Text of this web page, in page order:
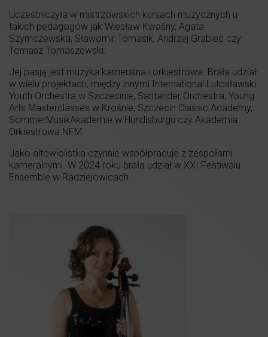
Uczestniczyła w mistrzowskich kursach muzycznych u
takich pedagogów jak Wiesław Kwaśny, Agata
Szymczewska, Sławomir Tomasik, Andrzej Grabiec czy
Tomasz Tomaszewski.
Jej pasją jest muzyka kameralna i orkiestrowa. Brała udział
w wielu projektach, między innymi International Lutosławski
Youth Orchestra w Szczecinie, Santander Orchestra, Young
Arts Masterclasses w Krośnie, Szczecin Classic Academy,
SommerMusikAkademie w Hundisburgu czy Akademia
Orkiestrowa NFM.
Jako altowiolistka czynnie współpracuje z zespołami
kameralnymi. W 2024 roku brała udział w XXI Festiwalu
Ensemble w Radziejowicach.